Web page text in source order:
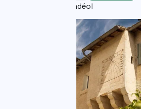
Bourg-Saint-Andéol